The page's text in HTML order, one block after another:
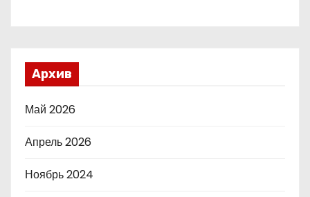
Архив
Май 2026
Апрель 2026
Ноябрь 2024